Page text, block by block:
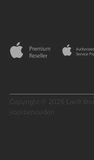
Copyright © 2026 Lab9